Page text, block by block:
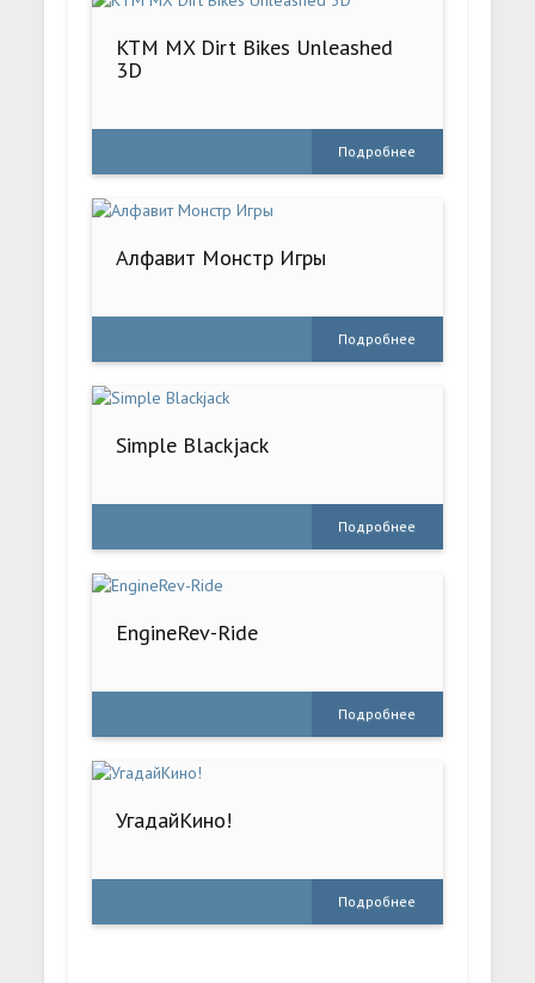
KTM MX Dirt Bikes Unleashed
3D
Подробнее
Алфавит Монстр Игры
Подробнее
Simple Blackjack
Подробнее
EngineRev-Ride
Подробнее
УгадайКино!
Подробнее